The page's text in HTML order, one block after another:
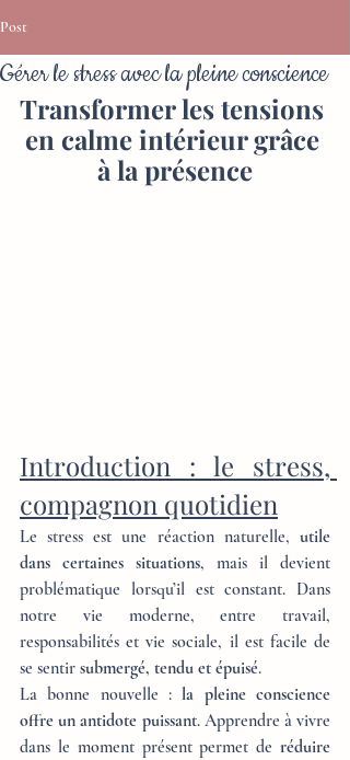
Post
Gérer le stress avec la pleine conscience
Transformer les tensions
en calme intérieur grâce
à la présence
Introduction : le stress,
compagnon quotidien
Le stress est une réaction naturelle, utile
dans certaines situations, mais il devient
problématique lorsqu’il est constant. Dans
notre vie moderne, entre travail,
responsabilités et vie sociale, il est facile de
se sentir submergé, tendu et épuisé.
La bonne nouvelle : la pleine conscience
offre un antidote puissant. Apprendre à vivre
dans le moment présent permet de réduire